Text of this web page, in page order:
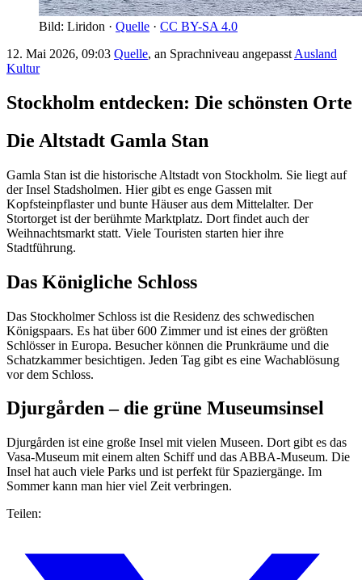
Bild: Liridon · Quelle · CC BY-SA 4.0
12. Mai 2026, 09:03 Quelle, an Sprachniveau angepasst Ausland
Kultur
Stockholm entdecken: Die schönsten Orte
Die Altstadt Gamla Stan
Gamla Stan ist die historische Altstadt von Stockholm. Sie liegt auf
der Insel Stadsholmen. Hier gibt es enge Gassen mit
Kopfsteinpflaster und bunte Häuser aus dem Mittelalter. Der
Stortorget ist der berühmte Marktplatz. Dort findet auch der
Weihnachtsmarkt statt. Viele Touristen starten hier ihre
Stadtführung.
Das Königliche Schloss
Das Stockholmer Schloss ist die Residenz des schwedischen
Königspaars. Es hat über 600 Zimmer und ist eines der größten
Schlösser in Europa. Besucher können die Prunkräume und die
Schatzkammer besichtigen. Jeden Tag gibt es eine Wachablösung
vor dem Schloss.
Djurgården – die grüne Museumsinsel
Djurgården ist eine große Insel mit vielen Museen. Dort gibt es das
Vasa-Museum mit einem alten Schiff und das ABBA-Museum. Die
Insel hat auch viele Parks und ist perfekt für Spaziergänge. Im
Sommer kann man hier viel Zeit verbringen.
Teilen: